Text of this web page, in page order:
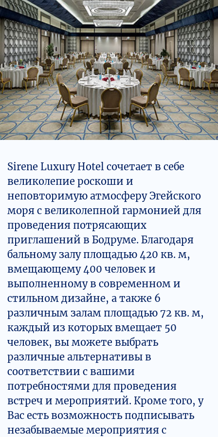
Sirene Luxury Hotel сочетает в себе
великолепие роскоши и
неповторимую атмосферу Эгейского
моря с великолепной гармонией для
проведения потрясающих
приглашений в Бодруме. Благодаря
бальному залу площадью 420 кв. м,
вмещающему 400 человек и
выполненному в современном и
стильном дизайне, а также 6
различным залам площадью 72 кв. м,
каждый из которых вмещает 50
человек, вы можете выбрать
различные альтернативы в
соответствии с вашими
потребностями для проведения
встреч и мероприятий. Кроме того, у
Вас есть возможность подписывать
незабываемые мероприятия с